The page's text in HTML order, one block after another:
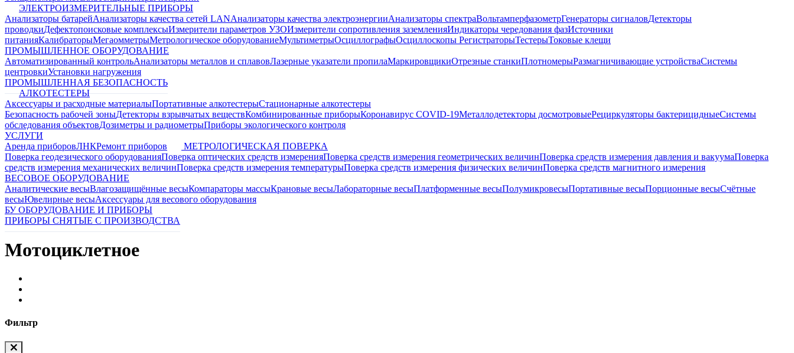
ЭЛЕКТРОИЗМЕРИТЕЛЬНЫЕ ПРИБОРЫ
Анализаторы батарейАнализаторы качества сетей LANАнализаторы качества электроэнергииАнализаторы спектраВольтамперфазометрГенераторы сигналовДетекторы
проводкиДефектопоисковые комплексыИзмерители параметров УЗОИзмерители сопротивления заземленияИндикаторы чередования фазИсточники
питанияКалибраторыМегаомметрыМетрологическое оборудованиеМультиметрыОсциллографыОсциллоскопы РегистраторыТестерыТоковые клещи
ПРОМЫШЛЕННОЕ ОБОРУДОВАНИЕ
Автоматизированный контрольАнализаторы металлов и сплавовЛазерные указатели пропилаМаркировщикиОтрезные станкиПлотномерыРазмагничивающие устройстваСистемы
центровкиУстановки нагружения
ПРОМЫШЛЕННАЯ БЕЗОПАСНОСТЬ
АЛКОТЕСТЕРЫ
Аксессуары и расходные материалыПортативные алкотестерыСтационарные алкотестеры
Безопасность рабочей зоныДетекторы взрывчатых веществКомбинированные приборыКоронавирус COVID-19Металлодетекторы досмотровыеРециркуляторы бактерицидныеСистемы
обследования объектовДозиметры и радиометрыПриборы экологического контроля
УСЛУГИ
Аренда приборовЛНКРемонт приборов
МЕТРОЛОГИЧЕСКАЯ ПОВЕРКА
Поверка геодезического оборудованияПоверка оптических средств измеренияПоверка средств измерения геометрических величинПоверка средств измерения давления и вакуумаПоверка
средств измерения механических величинПоверка средств измерения температурыПоверка средств измерения физических величинПоверка средств магнитного измерения
ВЕСОВОЕ ОБОРУДОВАНИЕ
Аналитические весыВлагозащищённые весыКомпараторы массыКрановые весыЛабораторные весыПлатформенные весыПолумикровесыПортативные весыПорционные весыСчётные
весыЮвелирные весыАксессуары для весового оборудования
БУ ОБОРУДОВАНИЕ И ПРИБОРЫ
ПРИБОРЫ СНЯТЫЕ С ПРОИЗВОДСТВА
Мотоциклетное
Фильтр